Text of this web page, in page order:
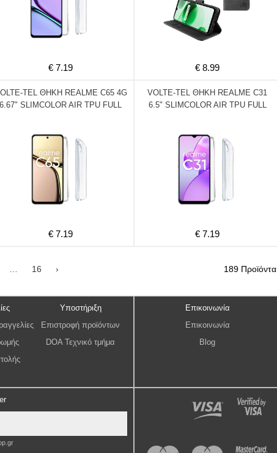
€ 7.19 € 8.99
TEL ΘΗΚΗ REALME C65 4G
6.67" SLIMCOLOR AIR TPU FULL
€ 7.19
VOLTE-TEL ΘΗΚΗ REALME C31
6.5" SLIMCOLOR AIR TPU FULL
€ 7.19
16 › 189 Προϊόντα
Υποστήριξη
Επιστροφή προϊόντων
DOA Τεχνικό τμήμα
Επικοινωνία
Επικοινωνία
Blog